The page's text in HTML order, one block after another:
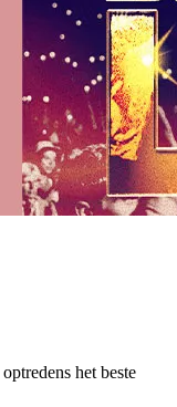
het beste